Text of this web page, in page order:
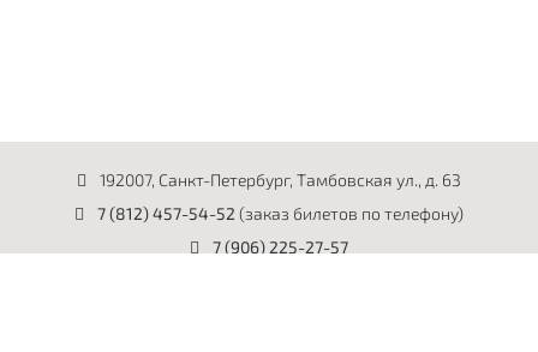
192007, Санкт-Петербург, Тамбовская ул., д. 63
7 (812) 457-54-52 (заказ билетов по телефону)
7 (906) 225-27-57